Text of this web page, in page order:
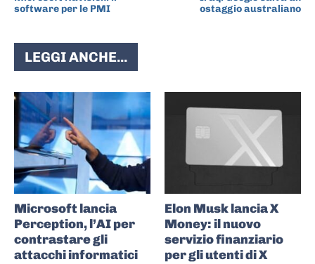
software per le PMI
ostaggio australiano
LEGGI ANCHE...
Microsoft lancia
Perception, l’AI per
contrastare gli
attacchi informatici
Elon Musk lancia X
Money: il nuovo
servizio finanziario
per gli utenti di X